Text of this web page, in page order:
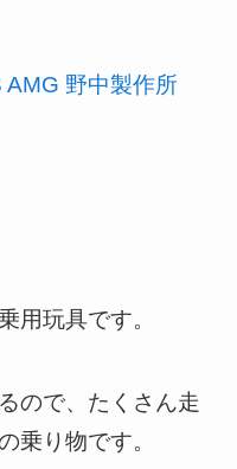
野中製作所
用玩具です。
ので、たくさん走
乗り物です。